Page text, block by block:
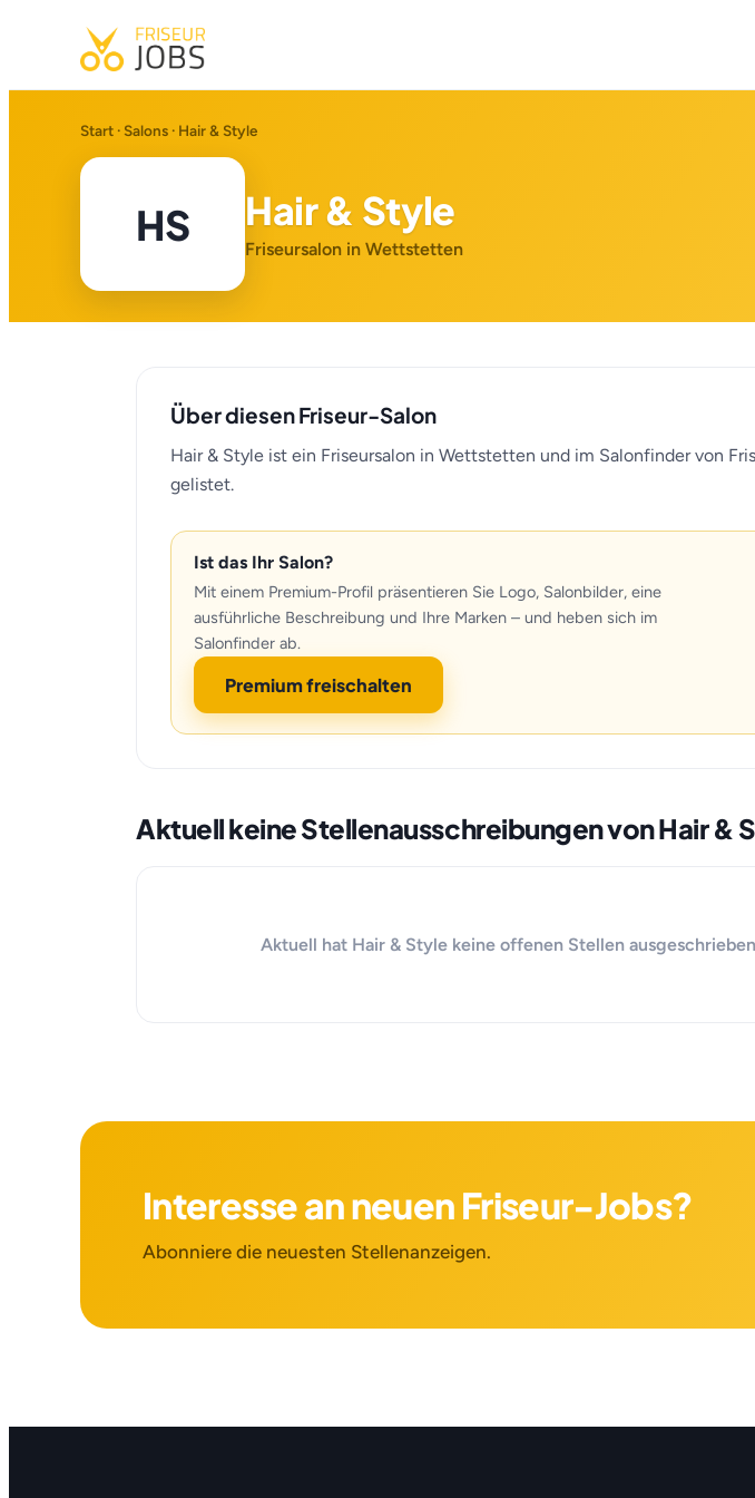
Start · Salons · Hair & Style
HS Hair & Style
Friseursalon in Wettstetten
Über diesen Friseur-Salon
Hair & Style ist ein Friseursalon in Wettstetten und im Salonfinder von
gelistet.
Ist das Ihr Salon?
Mit einem Premium-Profil präsentieren Sie Logo, Salonbilder, eine
ausführliche Beschreibung und Ihre Marken – und heben sich im
Salonfinder ab.
Premium freischalten
Aktuell keine Stellenausschreibungen von Hair &
Aktuell hat Hair & Style keine offenen Stellen
Interesse an neuen Friseur-Jobs?
Abonniere die neuesten Stellenanzeigen.